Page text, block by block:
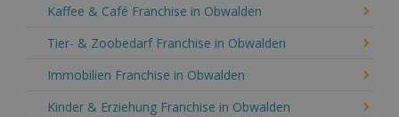
Kaffee & Café Franchise in Obwalden
Tier- & Zoobedarf Franchise in Obwalden
Immobilien Franchise in Obwalden
Kinder & Erziehung Franchise in Obwalden